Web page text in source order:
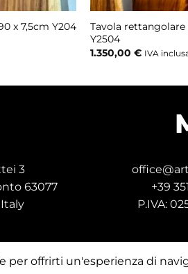
x 7,5cm Y204
Tavola rettangolare
Y2504
1.350,00 € IVA
3
63077
+39
P.IVA:
per offrirti un'esperienza di